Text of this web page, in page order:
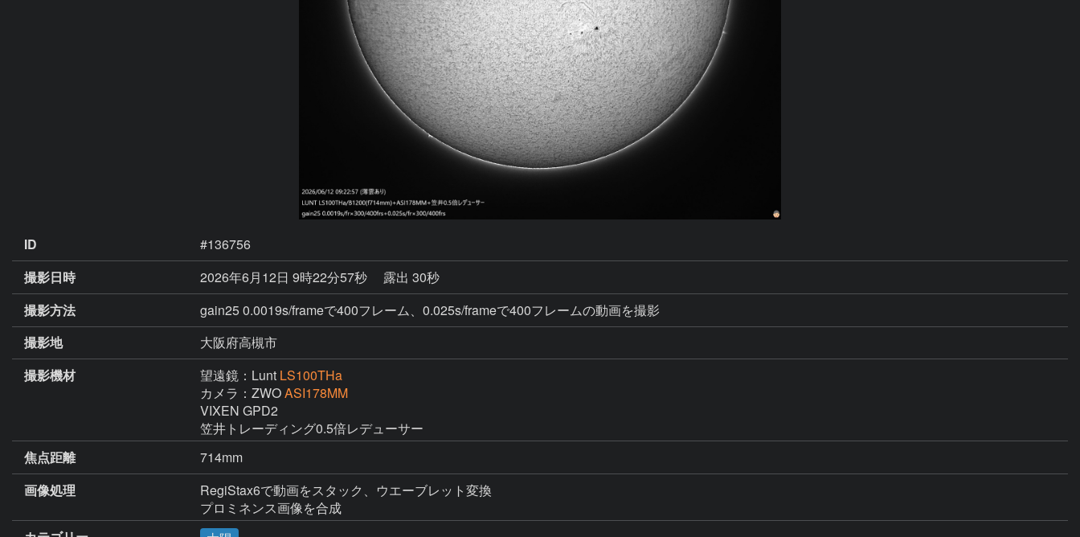
ID
#136756
撮影日時
2026年6月12日 9時22分57秒
露出 30秒
撮影方法
gain25 0.0019s/frameで400フレーム、0.025s/frameで400フレームの動画を撮影
撮影地
大阪府高槻市
撮影機材
望遠鏡：Lunt LS100THa
カメラ：ZWOASI178MM
VIXEN GPD2
笠井トレーディング0.5倍レデューサー
焦点距離
714mm
画像処理
RegiStax6で動画をスタック、ウエーブレット変換
プロミネンス画像を合成